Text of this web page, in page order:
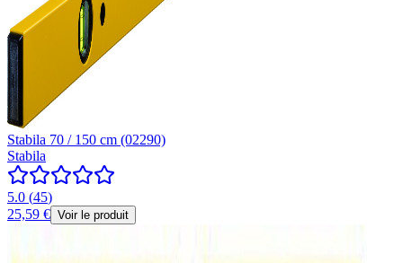
Stabila 70 / 150 cm (02290)
Stabila
5.0 (45)
25,59 € Voir le produit